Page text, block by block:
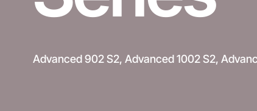
Advanced 902 S2, Advanced 1002 S2,